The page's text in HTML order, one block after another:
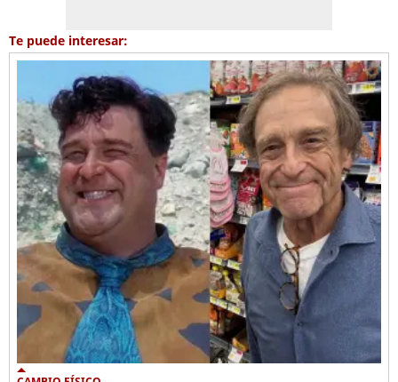
Te puede interesar: